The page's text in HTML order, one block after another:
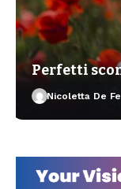
Perfetti
Nicoletta De